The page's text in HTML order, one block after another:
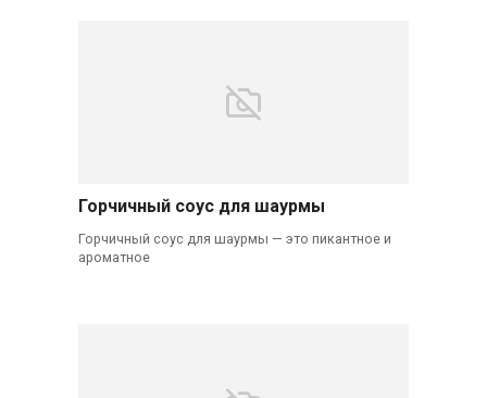
Горчичный соус для шаурмы
Горчичный соус для шаурмы — это пикантное и
ароматное